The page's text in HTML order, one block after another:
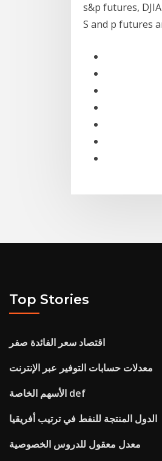
s&p futures,
S and p futures
Top Stories
اقتصاد سعر الفائدة صفر
معدلات حسابات التوفير عبر الإنترنت
الأسهم الخاصة def
الدول المنتجة للنفط في ترتيب أفريقيا
معدل معقول للدروس الخصوصية